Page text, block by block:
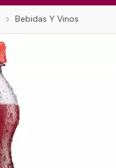
Bebidas Y Vinos